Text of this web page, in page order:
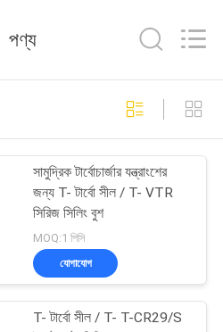
পণ্য
সামুদ্রিক টার্বোচার্জার যন্ত্রাংশের
জন্য T- টার্বো সীল / T- VTR
সিরিজ সিলিং বুশ
MOQ:1 পিসি
যোগাযোগ
T- টার্বো সীল / T- T-CR29/S